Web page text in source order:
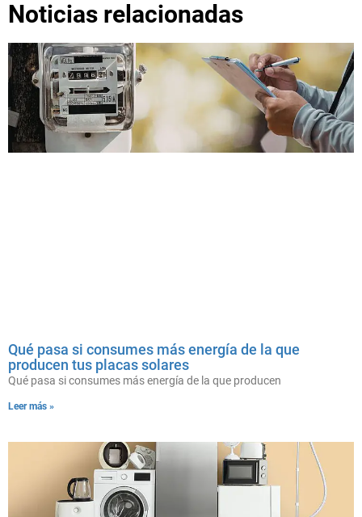
Noticias relacionadas
Qué pasa si consumes más energía de la que
producen tus placas solares
Qué pasa si consumes más energía de la que producen
Leer más »